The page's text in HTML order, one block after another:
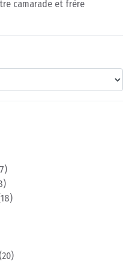
camarade et frère
(20)